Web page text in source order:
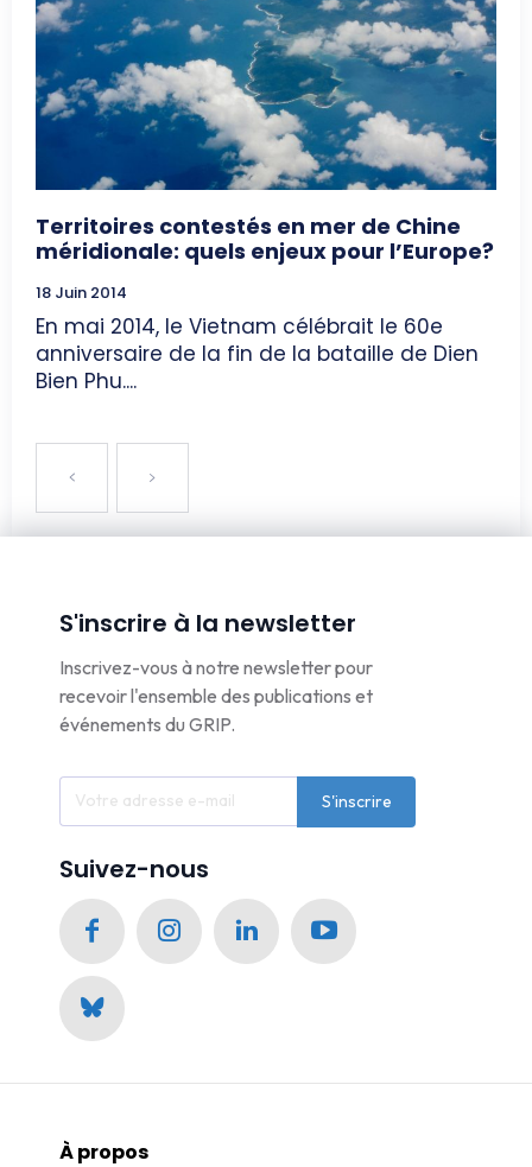
Territoires contestés en mer de Chine
méridionale: quels enjeux pour l’Europe?
18 Juin 2014
En mai 2014, le Vietnam célébrait le 60e
anniversaire de la fin de la bataille de Dien
Bien Phu....
S'inscrire à la newsletter
Inscrivez-vous à notre newsletter pour
recevoir l'ensemble des publications et
événements du GRIP.
S'inscrire
Suivez-nous
À propos